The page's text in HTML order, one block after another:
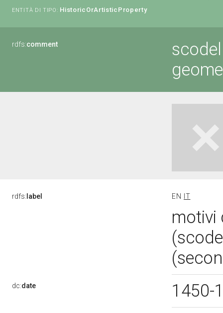
ENTITÀ DI TIPO: HistoricOrArtisticProperty
rdfs:comment
rdfs: label EN IT
motivi
dc:date 1450-